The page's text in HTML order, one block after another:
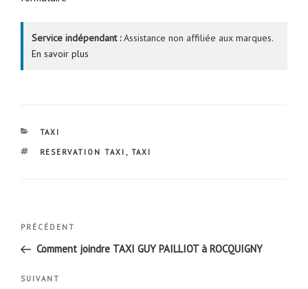
Service indépendant :Assistance non affiliée aux marques.
En savoir plus
CATÉGORIES
TAXI
ÉTIQUETTES
RESERVATION TAXI , TAXI
Navigation
l’article
Article
précédent
PRÉCÉDENT
Comment joindre TAXI GUY PAILLIOT à ROCQUIGNY
Article
SUIVANT